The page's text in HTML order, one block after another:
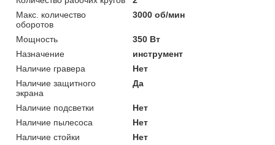
Макс. количество
оборотов
3000 об/мин
Мощность
350 Вт
Назначение
инструмент
Наличие гравера
Нет
Наличие защитного
экрана
Да
Наличие подсветки
Нет
Наличие пылесоса
Нет
Наличие стойки
Нет